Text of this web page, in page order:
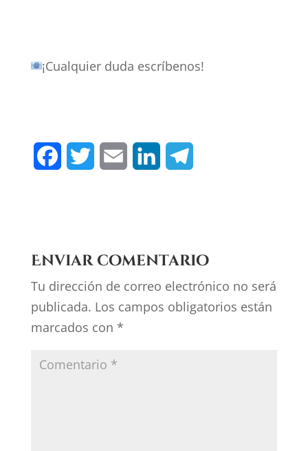
¡Cualquier duda escríbenos!
b
o
t
e
l
e
d
g
r
Enviar comentario
Tu dirección de correo electrónico no será
publicada. Los campos obligatorios están
marcados con *